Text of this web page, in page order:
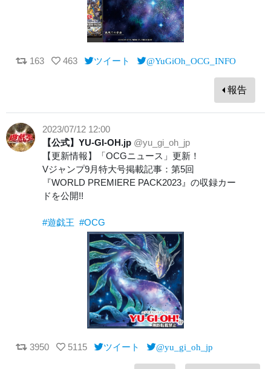
163 463 ツイート @YuGiOh_OCG_INFO
報告
2023/07/12 12:00
【公式】YU-GI-OH.jp @yu_gi_oh_jp
【更新情報】「OCGニュース」更新！
Vジャンプ9月特大号掲載記事：第5回
『WORLD PREMIERE PACK2023』の収録カー
ドを公開!!
#遊戯王 #OCG
3950 5115 ツイート @yu_gi_oh_jp